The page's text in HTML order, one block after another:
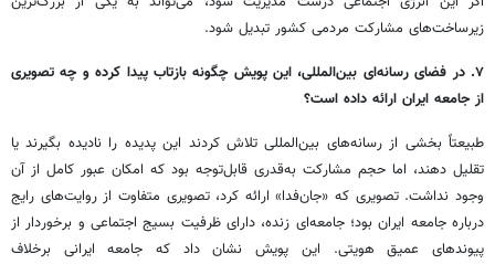
زیرساخت‌های مشارکت مردمی کشور تبدیل شود.
۷. در فضای رسانه‌ای بین‌المللی، این پویش چگونه بازتاب پیدا کرده و چه تصویری
از جامعه ایران ارائه داده است؟
طبیعتاً بخشی از رسانه‌های بین‌المللی تلاش کردند این پدیده را نادیده بگیرند یا
تقلیل دهند، اما حجم مشارکت به‌قدری قابل‌توجه بود که امکان عبور کامل از آن
وجود نداشت. تصویری که «جان‌فدا» ارائه کرد، تصویری متفاوت از روایت‌های رایج
درباره جامعه ایران بود؛ جامعه‌ای زنده، دارای ظرفیت بسیج اجتماعی و برخوردار از
پیوندهای عمیق هویتی. این پویش نشان داد که جامعه ایرانی برخلاف